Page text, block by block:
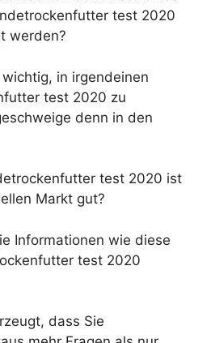
test 2020
werden?
in irgendeinen
test 2020 zu
denn in den
test 2020 ist
Markt gut?
Informationen wie diese
test 2020
dass Sie